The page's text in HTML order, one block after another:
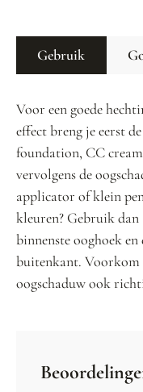
Gebruik
Voor een goede
effect breng je eerst
foundation, CC
vervolgens de
applicator of klein
kleuren? Gebruik
binnenste ooghoek
buitenkant. Voorkom
oogschaduw ook